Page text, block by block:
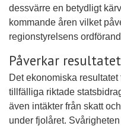
dessvärre en betydligt
kommande åren vilket
regionstyrelsens
Påverkar resultatet
Det ekonomiska
tillfälliga riktade
även intäkter från skatt
under fjolåret.